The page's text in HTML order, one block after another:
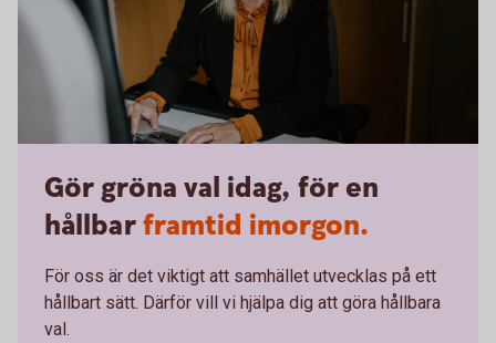
Gör gröna val idag, för en
hållbarframtid imorgon.
För oss är det viktigt att samhället utvecklas på ett
hållbart sätt. Därför vill vi hjälpa dig att göra hållbara
val.